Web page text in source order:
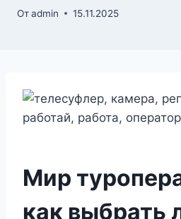
Отadmin 15.11.2025
Мир
как выбрать